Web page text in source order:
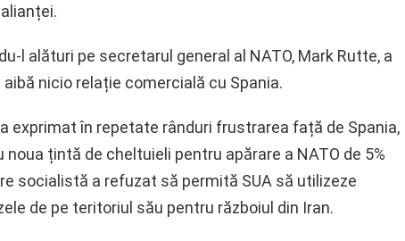
l alături pe secretarul general al NATO, Mark Rutte, a
nicio relație comercială cu Spania.
exprimat în repetate rânduri frustrarea față de Spania,
țintă de cheltuieli pentru apărare a NATO de 5%
socialistă a refuzat să permită SUA să utilizeze
de pe teritoriul său pentru războiul din Iran.